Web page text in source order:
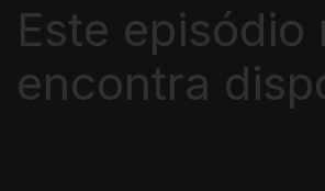
Este episódio
encontra